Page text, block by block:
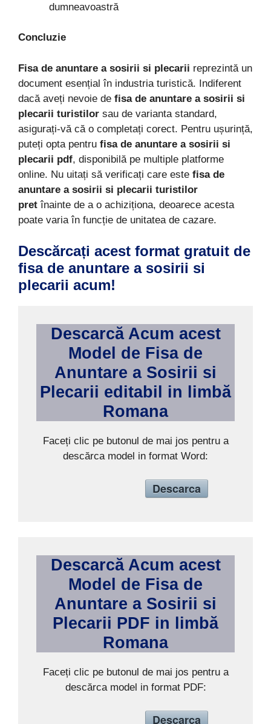
dumneavoastră
Concluzie
Fisa de anuntare a sosirii si plecarii reprezintă un
document esențial în industria turistică. Indiferent
dacă aveți nevoie de fisa de anuntare a sosirii si
plecarii turistilor sau de varianta standard,
asigurați-vă că o completați corect. Pentru ușurință,
puteți opta pentru fisa de anuntare a sosirii si
plecarii pdf, disponibilă pe multiple platforme
online. Nu uitați să verificați care este fisa de
anuntare a sosirii si plecarii turistilor
pret înainte de a o achiziționa, deoarece acesta
poate varia în funcție de unitatea de cazare.
Descărcați acest format gratuit de
fisa de anuntare a sosirii si
plecarii acum!
Descarcă Acum acest
Model de Fisa de
Anuntare a Sosirii si
Plecarii editabil in limbă
Romana
Faceți clic pe butonul de mai jos pentru a
descărca model in format Word:
Descarca
Descarcă Acum acest
Model de Fisa de
Anuntare a Sosirii si
Plecarii PDF in limbă
Romana
Faceți clic pe butonul de mai jos pentru a
descărca model in format PDF:
Descarca